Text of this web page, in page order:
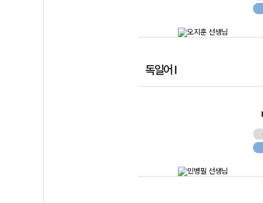
독일어 I